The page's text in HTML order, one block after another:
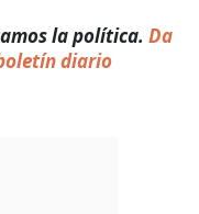
la política. Da
diario